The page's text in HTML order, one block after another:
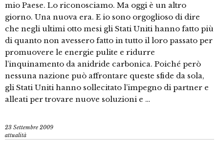
mio Paese. Lo riconosciamo. Ma oggi è un altro
giorno. Una nuova era. E io sono orgoglioso di dire
che negli ultimi otto mesi gli Stati Uniti hanno fatto più
di quanto non avessero fatto in tutto il loro passato per
promuovere le energie pulite e ridurre
l’inquinamento da anidride carbonica. Poiché però
nessuna nazione può affrontare queste sfide da sola,
gli Stati Uniti hanno sollecitato l’impegno di partner e
alleati per trovare nuove soluzioni e …
23 Settembre 2009
attualità